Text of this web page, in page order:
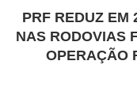
PRF REDUZ EM
NAS RODOVIAS
OPERAÇÃO